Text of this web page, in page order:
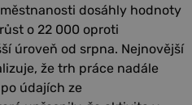
dosáhly hodnoty
o 22 000 oproti
úroveň od srpna. Nejnovější
že trh práce nadále
údajích ze